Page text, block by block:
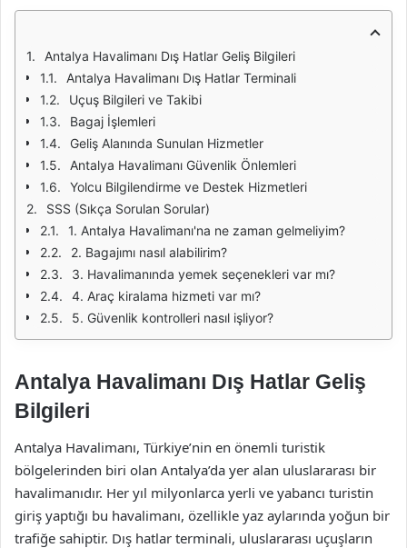
Antalya Havalimanı Dış Hatlar Geliş Bilgileri
Antalya Havalimanı Dış Hatlar Terminali
Uçuş Bilgileri ve Takibi
Bagaj İşlemleri
Geliş Alanında Sunulan Hizmetler
Antalya Havalimanı Güvenlik Önlemleri
Yolcu Bilgilendirme ve Destek Hizmetleri
SSS (Sıkça Sorulan Sorular)
1. Antalya Havalimanı'na ne zaman gelmeliyim?
2. Bagajımı nasıl alabilirim?
3. Havalimanında yemek seçenekleri var mı?
4. Araç kiralama hizmeti var mı?
5. Güvenlik kontrolleri nasıl işliyor?
Antalya Havalimanı Dış Hatlar Geliş
Bilgileri
Antalya Havalimanı, Türkiye’nin en önemli turistik
bölgelerinden biri olan Antalya’da yer alan uluslararası bir
havalimanıdır. Her yıl milyonlarca yerli ve yabancı turistin
giriş yaptığı bu havalimanı, özellikle yaz aylarında yoğun bir
trafiğe sahiptir. Dış hatlar terminali, uluslararası uçuşların